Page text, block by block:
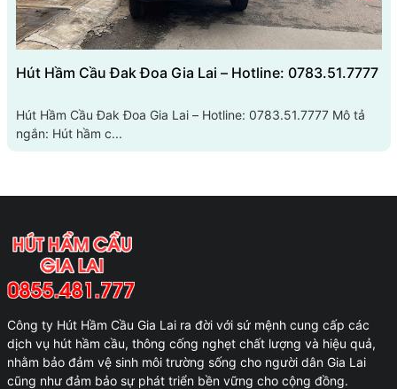
Hút Hầm Cầu Đak Đoa Gia Lai – Hotline: 0783.51.7777
Hút Hầm Cầu Đak Đoa Gia Lai – Hotline: 0783.51.7777 Mô tả
ngắn: Hút hầm c...
Công ty Hút Hầm Cầu Gia Lai ra đời với sứ mệnh cung cấp các
dịch vụ hút hầm cầu, thông cống nghẹt chất lượng và hiệu quả,
nhằm bảo đảm vệ sinh môi trường sống cho người dân Gia Lai
cũng như đảm bảo sự phát triển bền vững cho cộng đồng.